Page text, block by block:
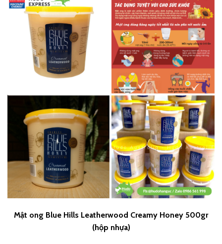
Mật ong Blue Hills Leatherwood Creamy Honey 500gr
(hộp nhựa)